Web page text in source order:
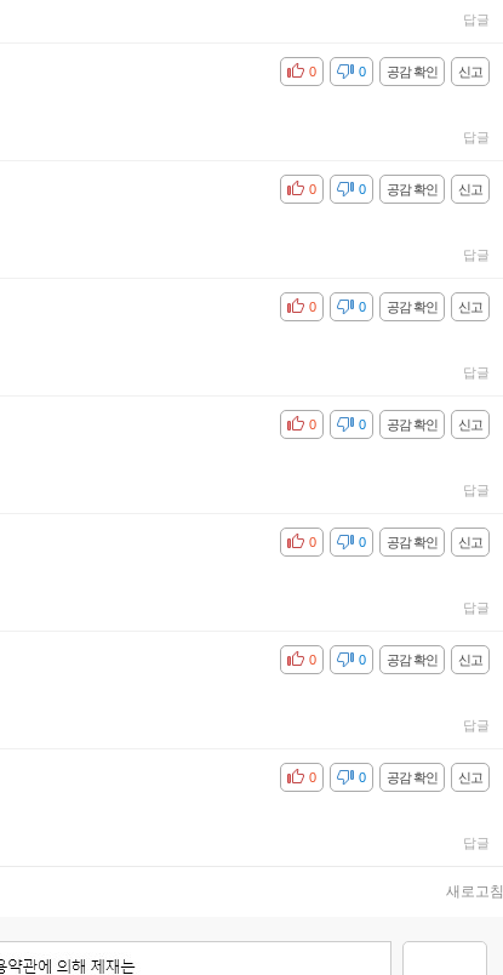
답글
신고
공감 확인
비공감 0
0
답글
신고
공감 확인
비공감 0
0
답글
신고
공감 확인
비공감 0
0
답글
신고
공감 확인
비공감 0
0
답글
신고
공감 확인
비공감 0
0
답글
신고
공감 확인
비공감 0
0
답글
신고
공감 확인
비공감 0
0
답글
새로고침